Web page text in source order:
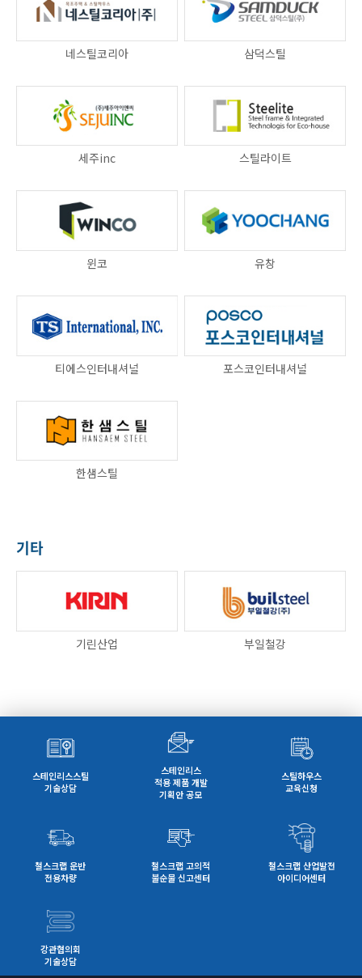
네스틸코리아 삼덕스틸
세주inc 스틸라이트
윈코 유창
티에스인터내셔널 포스코인터내셔널
한샘스틸
기타
기린산업 부일철강
스테인리스스틸
기술상담
스테인리스
적용 제품 개발
기획안 공모
스틸하우스
교육신청
철스크랩 운반
전용차량
철스크랩 고의적
불순물 신고센터
철스크랩 산업발전
아이디어센터
강관협의회
기술상담